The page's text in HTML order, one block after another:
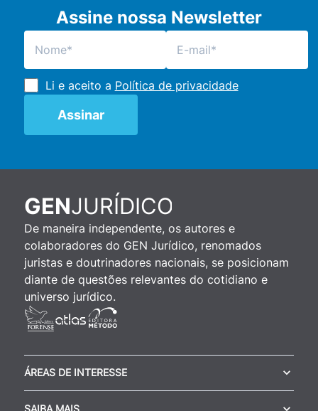
Assine nossa Newsletter
Li e aceito a Política de privacidade
GENJURÍDICO
De maneira independente, os autores e
colaboradores do GEN Jurídico, renomados
juristas e doutrinadores nacionais, se posicionam
diante de questões relevantes do cotidiano e
universo jurídico.
ÁREAS DE INTERESSE